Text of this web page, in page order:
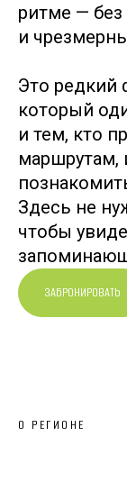
ритме —
и
Это редкий
который
и тем, кто
маршрутам,
Здесь не
чтобы
ЗАБРОНИРОВАТЬ
О РЕГИОНЕ